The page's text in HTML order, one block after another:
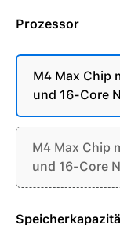
Prozessor
M4 Max Chip
und 16-Core
M4 Max Chip
und 16-Core